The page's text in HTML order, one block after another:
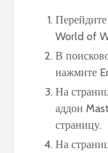
World of
В
нажмите
На
аддон
страницу.
На